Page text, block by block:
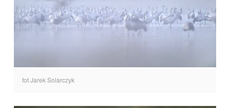
fot Jarek Solarczyk